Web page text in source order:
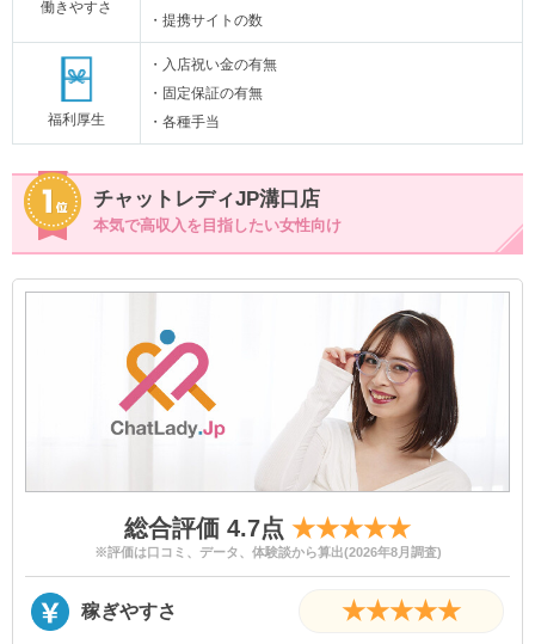
働きやすさ
・提携サイトの数
福利厚生
・入店祝い金の有無
・固定保証の有無
・各種手当
チャットレディJP溝口店
本気で高収入を目指したい女性向け
総合評価 4.7点 ★★★★★
※評価は口コミ、データ、体験談から算出(2026年8月調査)
稼ぎやすさ ★★★★★